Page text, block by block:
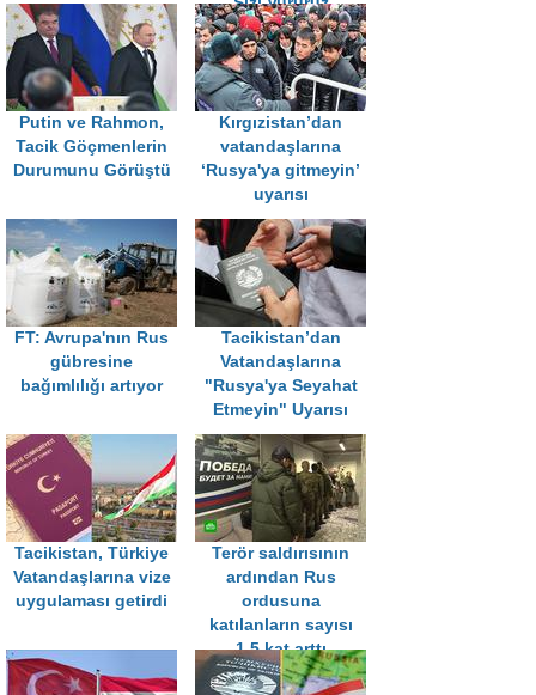
Putin ve Rahmon,
Tacik Göçmenlerin
Durumunu Görüştü
Kırgızistan’dan
vatandaşlarına
‘Rusya'ya gitmeyin’
uyarısı
FT: Avrupa'nın Rus
gübresine
bağımlılığı artıyor
Tacikistan’dan
Vatandaşlarına
"Rusya'ya Seyahat
Etmeyin" Uyarısı
Tacikistan, Türkiye
Vatandaşlarına vize
uygulaması getirdi
Terör saldırısının
ardından Rus
ordusuna
katılanların sayısı
1,5 kat arttı